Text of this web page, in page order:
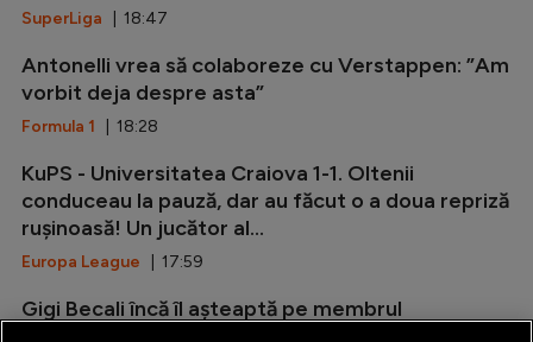
SuperLiga | 18:47
Antonelli vrea să colaboreze cu Verstappen: ”Am
vorbit deja despre asta”
Formula 1 | 18:28
KuPS - Universitatea Craiova 1-1. Oltenii
conduceau la pauză, dar au făcut o a doua repriză
rușinoasă! Un jucător al...
Europa League | 17:59
Gigi Becali încă îl așteaptă pe membrul